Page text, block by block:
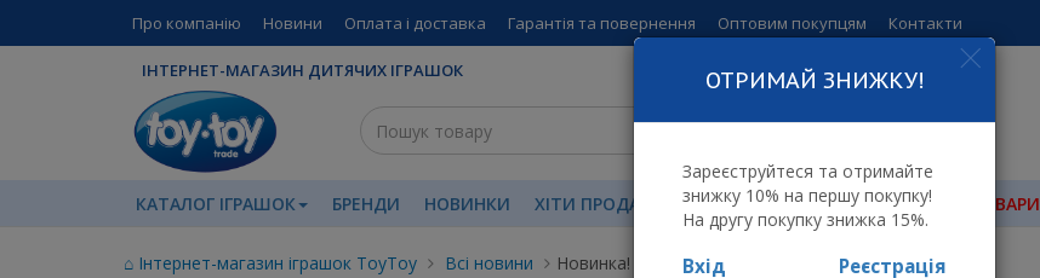
Про компанію Новини Оплата і доставка Гарантія та повернення Оптовим покупцям Контакти
ІНТЕРНЕТ-МАГАЗИН ДИТЯЧИХ ІГРАШОК
КАТАЛОГ ІГРАШОК БРЕНДИ НОВИНКИ ХІТИ ПРОДАЖУ АКЦІЙНІ ПРОПОЗИЦІЇ УЦІНЕНІ ТОВАРИ
ОТРИМАЙ ЗНИЖКУ!
Зареєструйтеся та отримайте
знижку 10% на першу покупку!
На другу покупку знижка 15%.
Вхід Реєстрація
⌂ Інтернет-магазин іграшок ToyToy Всі новини Новинка! Железные дороги Power Trains!